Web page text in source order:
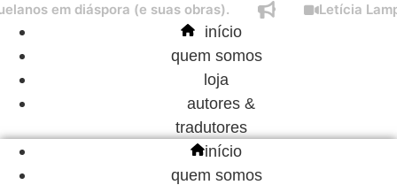
Ir
para
conteúdo
em diáspora (e suas obras). Letícia
início
quem somos
loja
autores &
tradutores
início
quem somos